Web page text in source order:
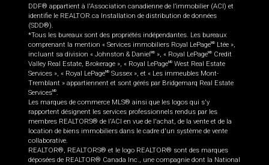
DDF® appartient à l'Association canadienne de l’immobilier (ACI) et
identifie le REALTOR.ca Installation de distribution de données
(SDD®).
*Tous les bureaux sont des propriétés indépendantes. Les bureaux
comprenant la mention « Services immobiliers Royal LePageMD
Ltée »,
incluant sa division « Johnston & Daniel MD », « Royal LePageMD
Credit
Valley Real Estate, Brokerage », « Royal LePageMD West Real Estate
Services », « Royal LePageMD Sussex », et « Les immeubles Mont-
Tremblant » appartiennent et sont gérés par Bridgemarq Real Estate
ServicesMD.
Les marques de commerce MLS® ainsi que les logos qui s'y
rapportent désignent les services professionnels rendus par les
membres REALTORS® de l'ACI en vue de l'achat, de la vente et de la
location de biens immobiliers dans le cadre d'un système de vente
collaborative.
REALTOR®, REALTORS® et le logo REALTOR® sont des marques
déposées de REALTOR® Canada Inc., une compagnie dont la National